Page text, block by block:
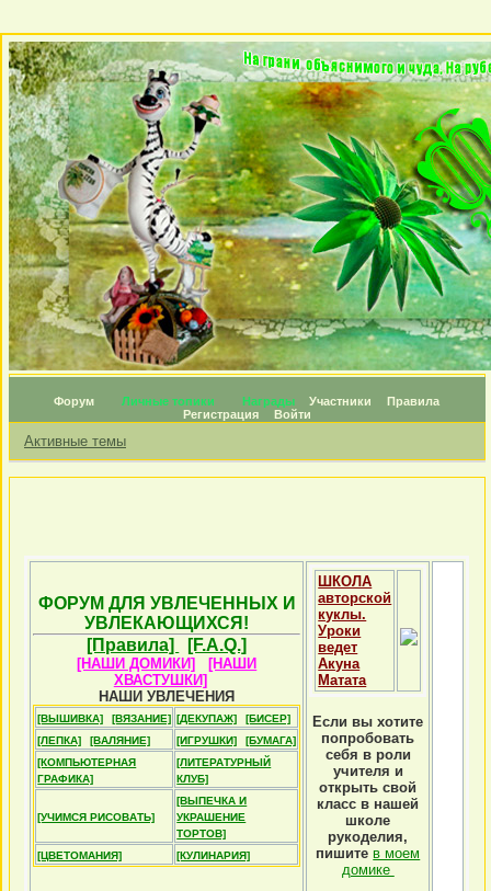
Форум Личные топики Награды Участники
Правила
Регистрация
Войти
Активные темы
ФОРУМ ДЛЯ УВЛЕЧЕННЫХ И
УВЛЕКАЮЩИХСЯ!
[Правила]
[F.A.Q.]
[НАШИ ДОМИКИ]
[НАШИ
ХВАСТУШКИ]
НАШИ УВЛЕЧЕНИЯ
[ВЫШИВКА] [ВЯЗАНИЕ] [ДЕКУПАЖ]
[БИСЕР]
[ЛЕПКА]
[ВАЛЯНИЕ] [ИГРУШКИ]
[БУМАГА]
[КОМПЬЮТЕРНАЯ
ГРАФИКА]
[ЛИТЕРАТУРНЫЙ
КЛУБ]
[УЧИМСЯ РИСОВАТЬ]
[ВЫПЕЧКА И
УКРАШЕНИЕ
ТОРТОВ]
[ЦВЕТОМАНИЯ]
[КУЛИНАРИЯ]
ШКОЛА
авторской
куклы.
Уроки
ведет
Акуна
Матата
Если вы хотите
попробовать
себя в роли
учителя и
открыть свой
класс в нашей
школе
рукоделия,
пишите в моем
домике